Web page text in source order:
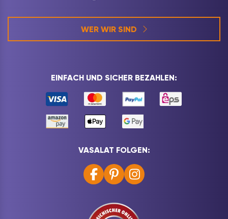
WER WIR SIND
EINFACH UND SICHER BEZAHLEN:
VASALAT FOLGEN: